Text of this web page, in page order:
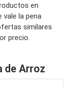
en
la pena
similares
precio.
de Arroz